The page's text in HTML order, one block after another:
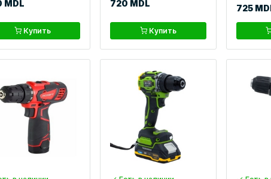
MDL
Купить
720 MDL
Купить
725